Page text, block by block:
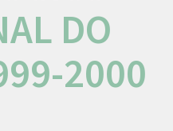
DO
2000